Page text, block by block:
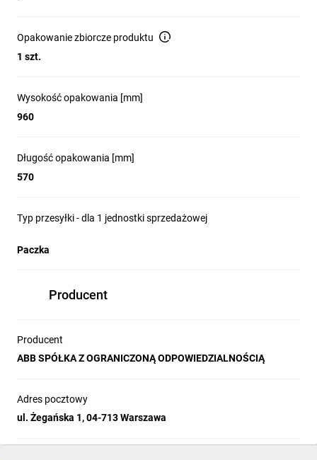
Opakowanie zbiorcze produktu
1 szt.
Wysokość opakowania [mm]
960
Długość opakowania [mm]
570
Typ przesyłki - dla 1 jednostki sprzedażowej
Paczka
Producent
Producent
ABB SPÓŁKA Z OGRANICZONĄ ODPOWIEDZIALNOŚCIĄ
Adres pocztowy
ul. Żegańska 1, 04-713 Warszawa